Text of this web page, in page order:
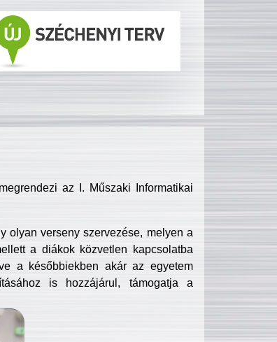
az I. Műszaki Informatikai
olyan verseny szervezése, melyen a
a diákok közvetlen kapcsolatba
a későbbiekben akár az egyetem
is hozzájárul, támogatja a